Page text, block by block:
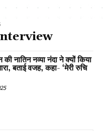
नातिन नव्या नंदा ने क्यों किया
बताई वजह, कहा- ‘मेरी रुचि